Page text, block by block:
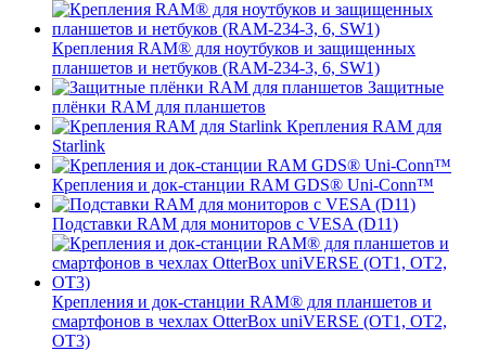
Крепления RAM® для ноутбуков и защищенных
планшетов и нетбуков (RAM-234-3, 6, SW1)
Защитные
плёнки RAM для планшетов
Крепления RAM для
Starlink
Крепления и док-станции RAM GDS® Uni-Conn™
Подставки RAM для мониторов с VESA (D11)
Крепления и док-станции RAM® для планшетов и
смартфонов в чехлах OtterBox uniVERSE (OT1, OT2,
OT3)